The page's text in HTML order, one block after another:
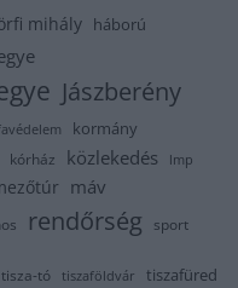
mihály háború
Jászberény
kormány
kórház közlekedés lmp
máv
rendőrség sport
tisza-tó tiszaföldvár tiszafüred